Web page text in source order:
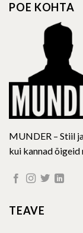
POE KOHTA
MUNDER – Stiil
kui kannad
TEAVE